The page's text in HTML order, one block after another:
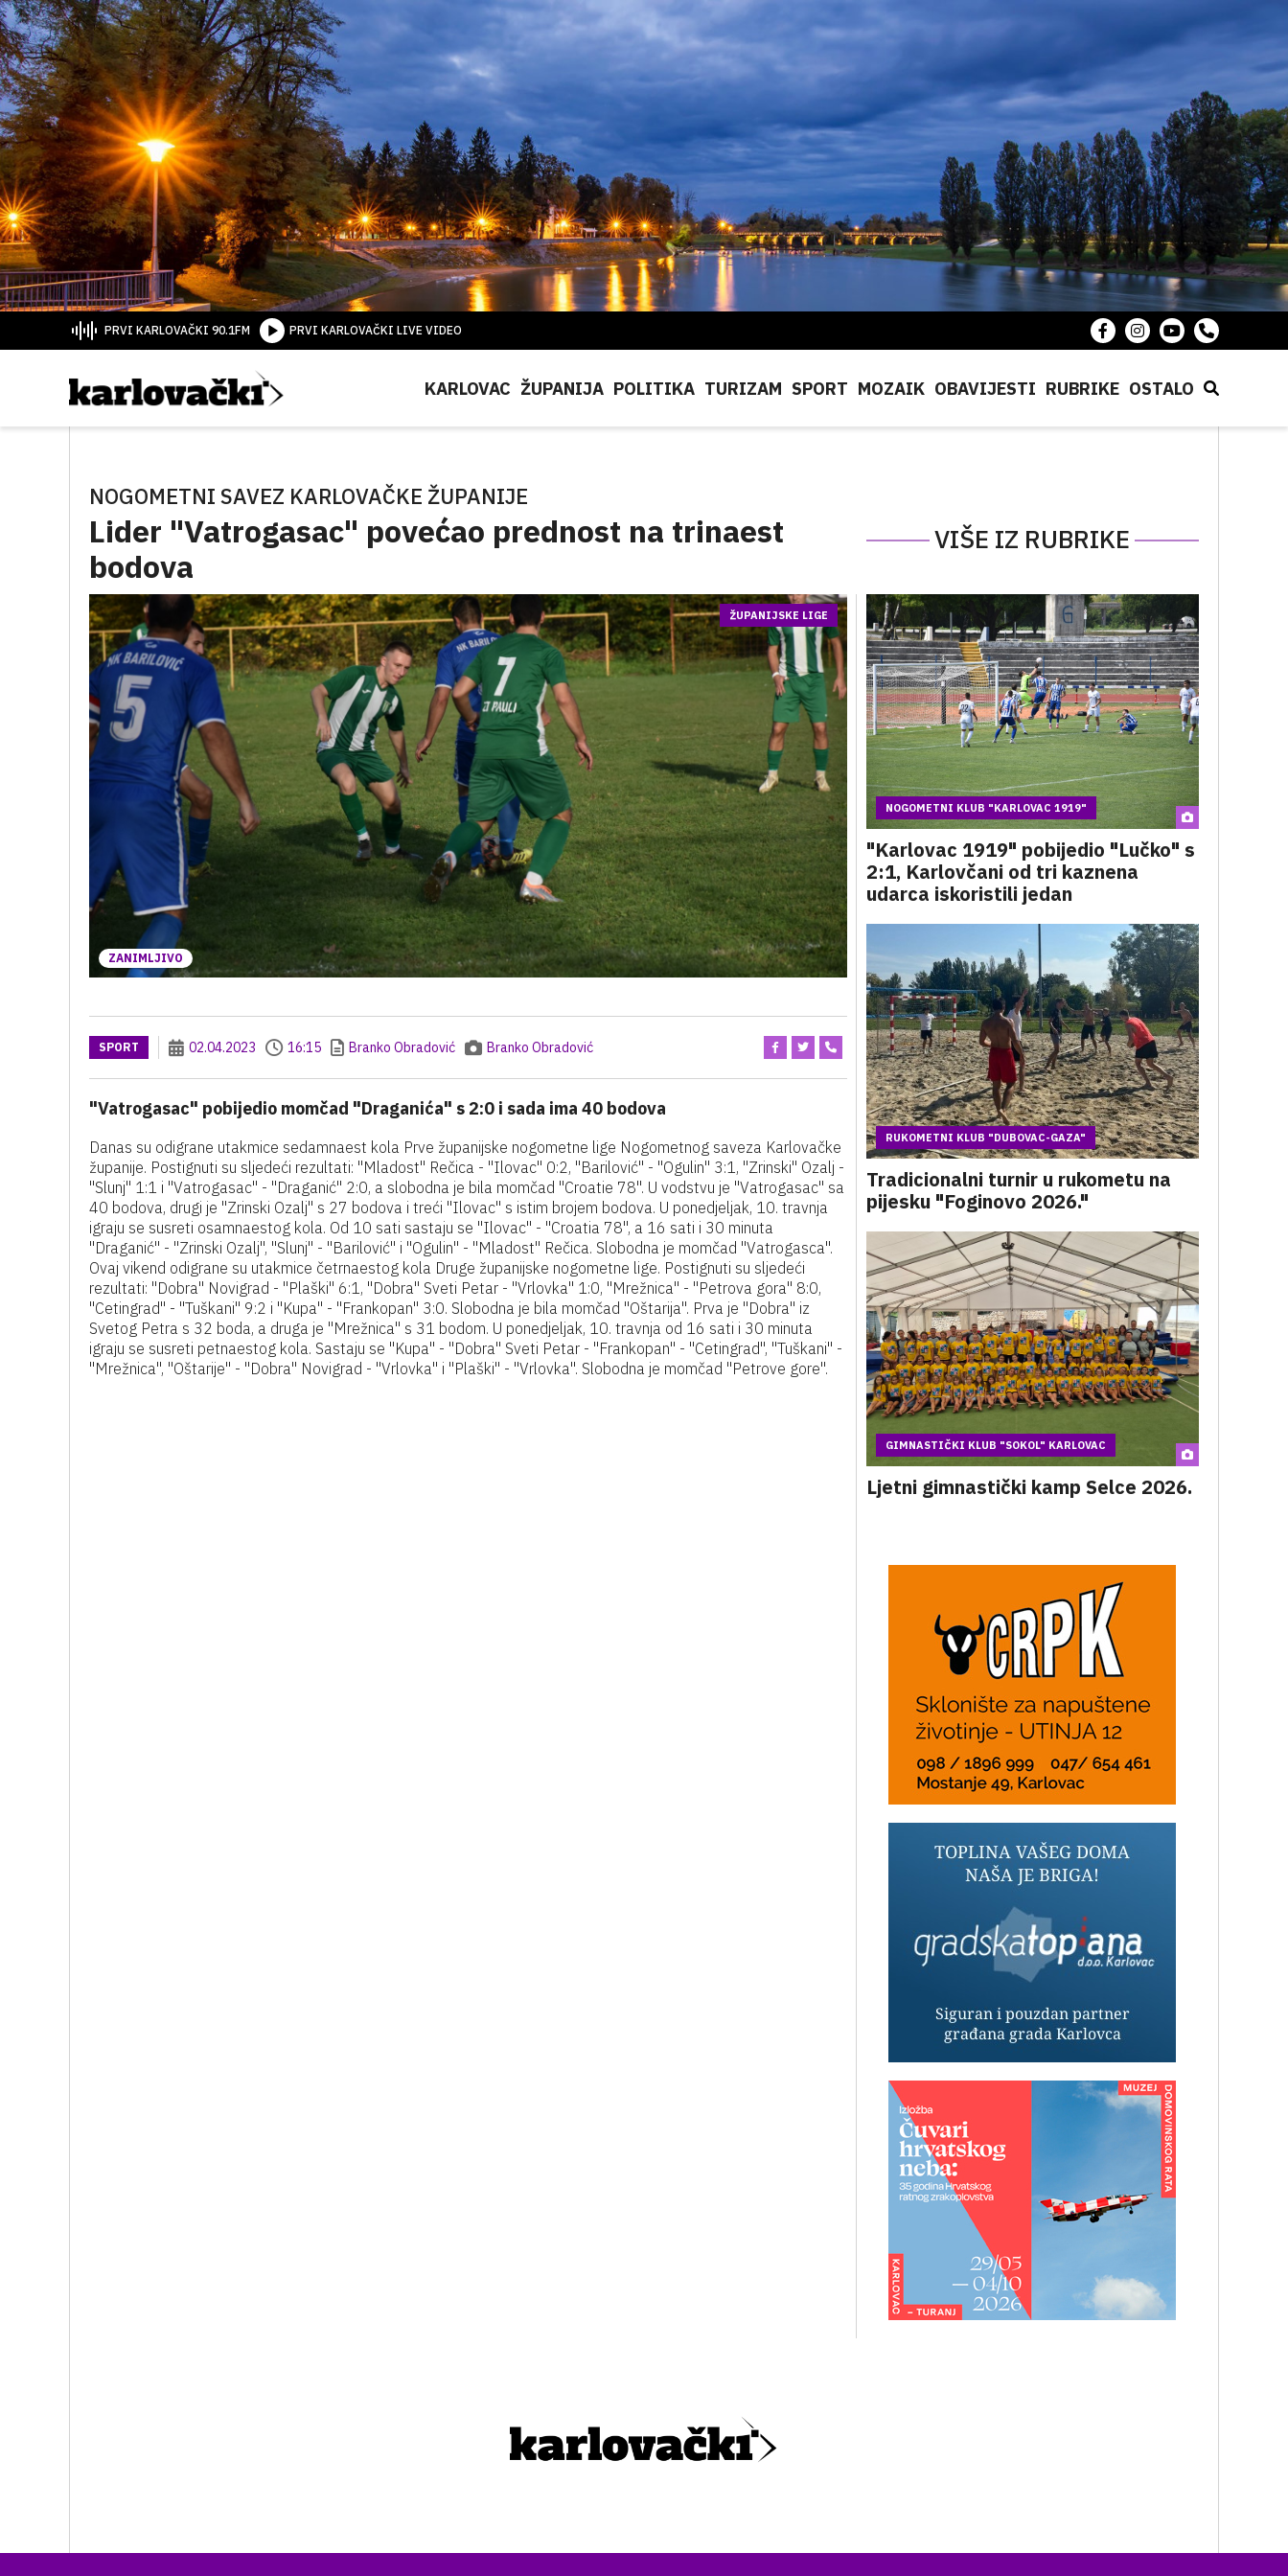
PRVI KARLOVAČKI 90.1FM PRVI KARLOVAČKI LIVE VIDEO
KARLOVAC ŽUPANIJA POLITIKA TURIZAM SPORT MOZAIK OBAVIJESTI RUBRIKE OSTALO
NOGOMETNI SAVEZ KARLOVAČKE ŽUPANIJE
Lider "Vatrogasac" povećao prednost na trinaest
bodova
VIŠE IZ RUBRIKE
ZANIMLJIVO
ŽUPANIJSKE LIGE
SPORT 02.04.2023 16:15 Branko Obradović Branko Obradović
"Vatrogasac" pobijedio momčad "Draganića" s 2:0 i sada ima 40 bodova
Danas su odigrane utakmice sedamnaest kola Prve županijske nogometne lige Nogometnog saveza Karlovačke
županije. Postignuti su sljedeći rezultati: "Mladost" Rečica - "Ilovac" 0:2, "Barilović" - "Ogulin" 3:1, "Zrinski" Ozalj -
"Slunj" 1:1 i "Vatrogasac" - "Draganić" 2:0, a slobodna je bila momčad "Croatie 78". U vodstvu je "Vatrogasac" sa
40 bodova, drugi je "Zrinski Ozalj" s 27 bodova i treći "Ilovac" s istim brojem bodova. U ponedjeljak, 10. travnja
igraju se susreti osamnaestog kola. Od 10 sati sastaju se "Ilovac" - "Croatia 78", a 16 sati i 30 minuta
"Draganić" - "Zrinski Ozalj", "Slunj" - "Barilović" i "Ogulin" - "Mladost" Rečica. Slobodna je momčad "Vatrogasca".
Ovaj vikend odigrane su utakmice četrnaestog kola Druge županijske nogometne lige. Postignuti su sljedeći
rezultati: "Dobra" Novigrad - "Plaški" 6:1, "Dobra" Sveti Petar - "Vrlovka" 1:0, "Mrežnica" - "Petrova gora" 8:0,
"Cetingrad" - "Tuškani" 9:2 i "Kupa" - "Frankopan" 3:0. Slobodna je bila momčad "Oštarija". Prva je "Dobra" iz
Svetog Petra s 32 boda, a druga je "Mrežnica" s 31 bodom. U ponedjeljak, 10. travnja od 16 sati i 30 minuta
igraju se susreti petnaestog kola. Sastaju se "Kupa" - "Dobra" Sveti Petar - "Frankopan" - "Cetingrad", "Tuškani" -
"Mrežnica", "Oštarije" - "Dobra" Novigrad - "Vrlovka" i "Plaški" - "Vrlovka". Slobodna je momčad "Petrove gore".
NOGOMETNI KLUB "KARLOVAC 1919"
"Karlovac 1919" pobijedio "Lučko" s
2:1, Karlovčani od tri kaznena
udarca iskoristili jedan
RUKOMETNI KLUB "DUBOVAC-GAZA"
Tradicionalni turnir u rukometu na
pijesku "Foginovo 2026."
GIMNASTIČKI KLUB "SOKOL" KARLOVAC
Ljetni gimnastički kamp Selce 2026.